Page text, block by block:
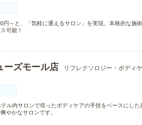
～と、「気軽に通えるサロン」を実現。本格的な施
可能！
ズモール店
リフレクソロジー・ボディケ
ル内サロンで培ったボディケアの手技をベースにし
やかなサロンです。